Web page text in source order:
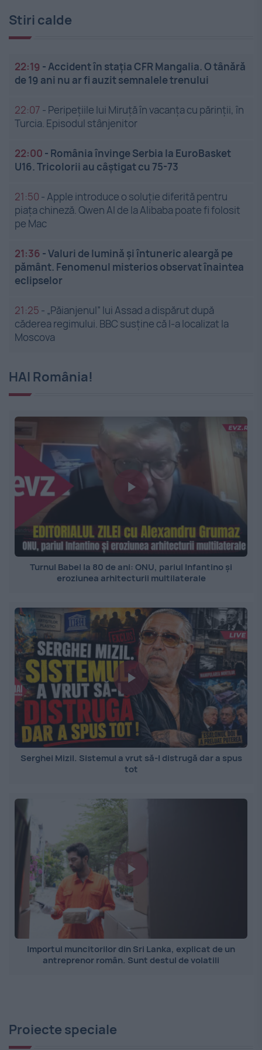
Stiri calde
22:19 -Accident în stația CFR Mangalia. O tânără
de 19 ani nu ar fi auzit semnalele trenului
22:07 - Peripețiile lui Miruță în vacanța cu părinții, în
Turcia. Episodul stânjenitor
22:00 - România învinge Serbia la EuroBasket
U16. Tricolorii au câștigat cu 75-73
21:50 -Apple introduce o soluție diferită pentru
piața chineză. Qwen AI de la Alibaba poate fi folosit
pe Mac
21:36 -Valuri de lumină și întuneric aleargă pe
pământ. Fenomenul misterios observat înaintea
eclipselor
21:25 - „Păianjenul” lui Assad a dispărut după
căderea regimului. BBC susține că l-a localizat la
Moscova
HAI România!
Turnul Babel la 80 de ani: ONU, pariul Infantino și
eroziunea arhitecturii multilaterale
Serghei Mizil. Sistemul a vrut să-l distrugă dar a spus
tot
Importul muncitorilor din Sri Lanka, explicat de un
antreprenor român. Sunt destul de volatili
Proiecte speciale